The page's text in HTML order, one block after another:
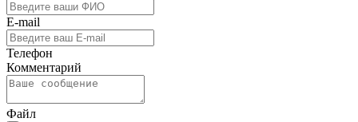
E-mail
Телефон
Комментарий
Файл